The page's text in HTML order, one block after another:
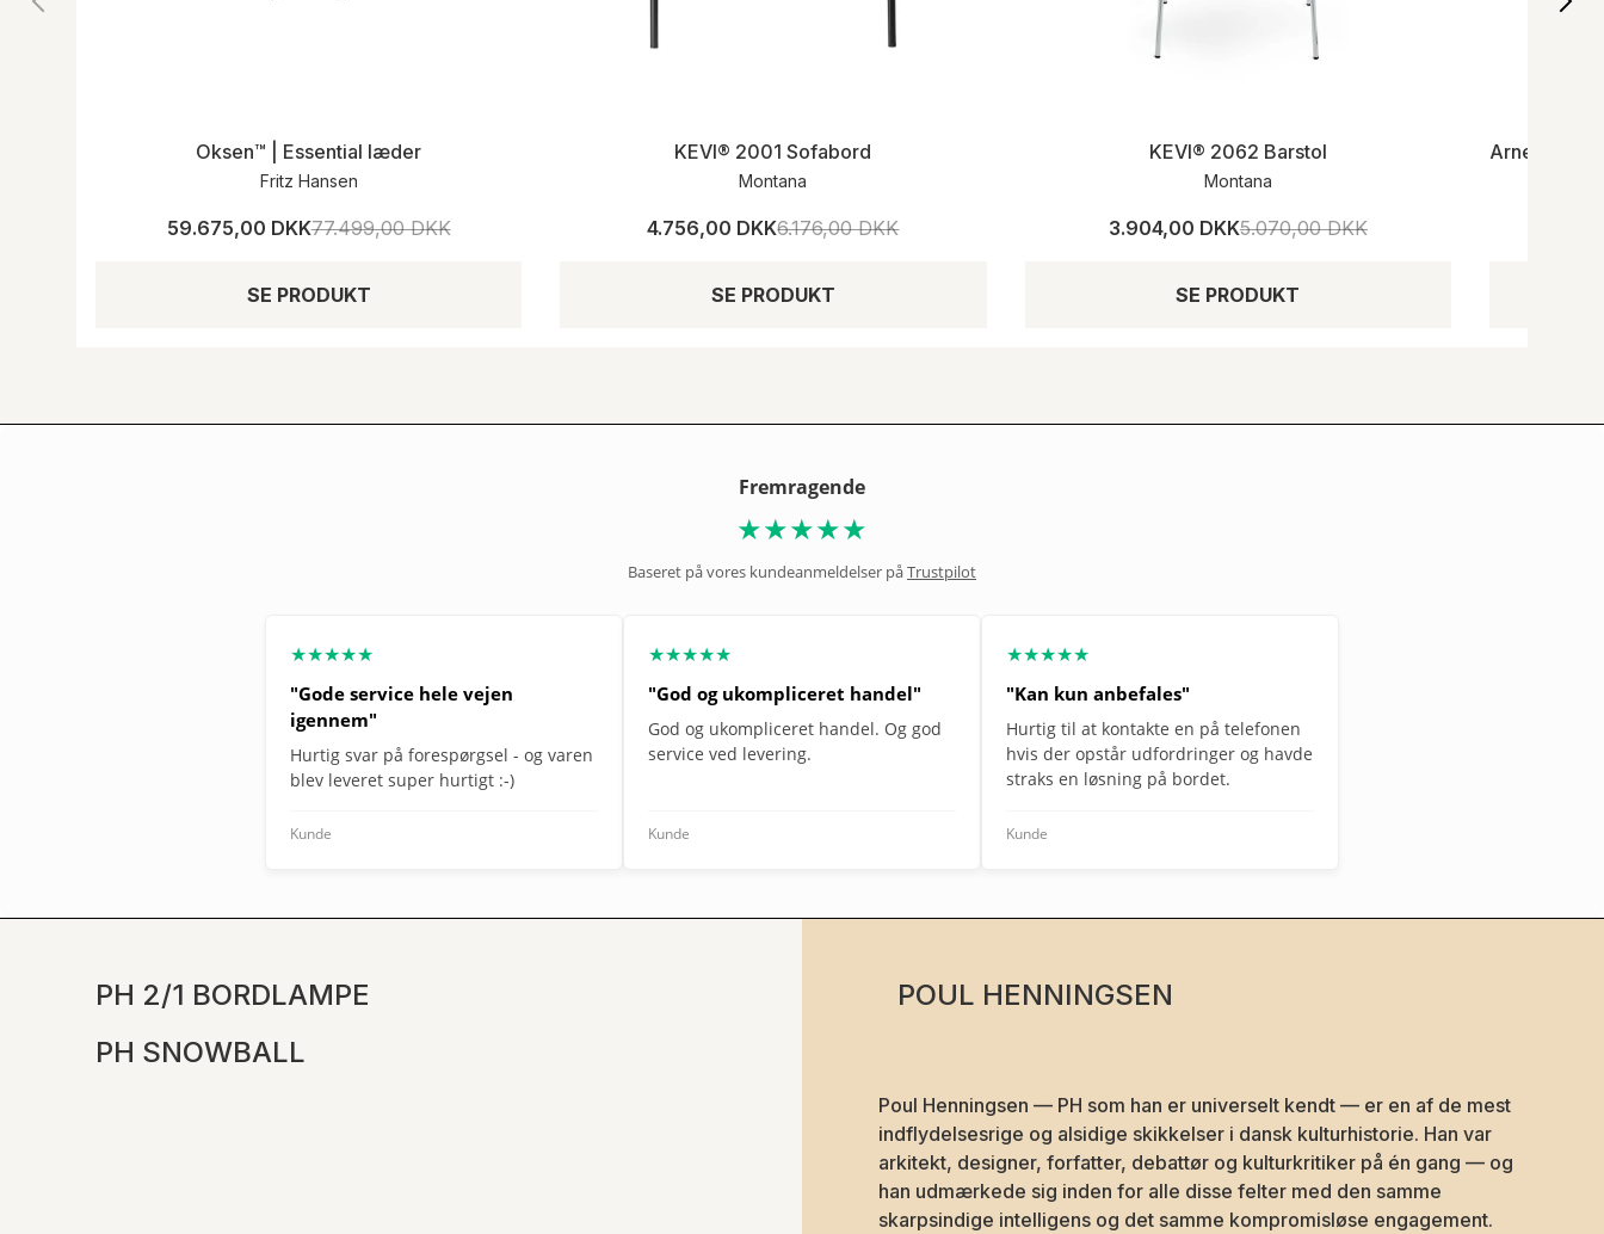
Oksen™ | Essential læder
Fritz Hansen
59.675,00 DKK77.499,00 DKK
SE PRODUKT
KEVI® 2001 Sofabord
Montana
4.756,00 DKK6.176,00 DKK
SE PRODUKT
KEVI® 2062 Barstol
Montana
3.904,00 DKK5.070,00 DKK
SE PRODUKT
Fremragende
★★★★★
Baseret på vores kundeanmeldelser påTrustpilot
★★★★★
"Gode service hele vejen
igennem"
Hurtig svar på forespørgsel - og varen
blev leveret super hurtigt :-)
Kunde
★★★★★
"God og ukompliceret handel"
God og ukompliceret handel. Og god
service ved levering.
Kunde
★★★★★
"Kan kun anbefales"
Hurtig til at kontakte en på telefonen
hvis der opstår udfordringer og havde
straks en løsning på bordet.
Kunde
PH 2/1 BORDLAMPE
PH SNOWBALL
POUL HENNINGSEN
Poul Henningsen — PH som han er universelt kendt — er en af de mest
indflydelsesrige og alsidige skikkelser i dansk kulturhistorie. Han var
arkitekt, designer, forfatter, debattør og kulturkritiker på én gang — og
han udmærkede sig inden for alle disse felter med den samme
skarpsindige intelligens og det samme kompromisløse engagement.